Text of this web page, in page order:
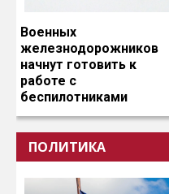
Военных
железнодорожников
начнут готовить к
работе с
беспилотниками
ПОЛИТИКА